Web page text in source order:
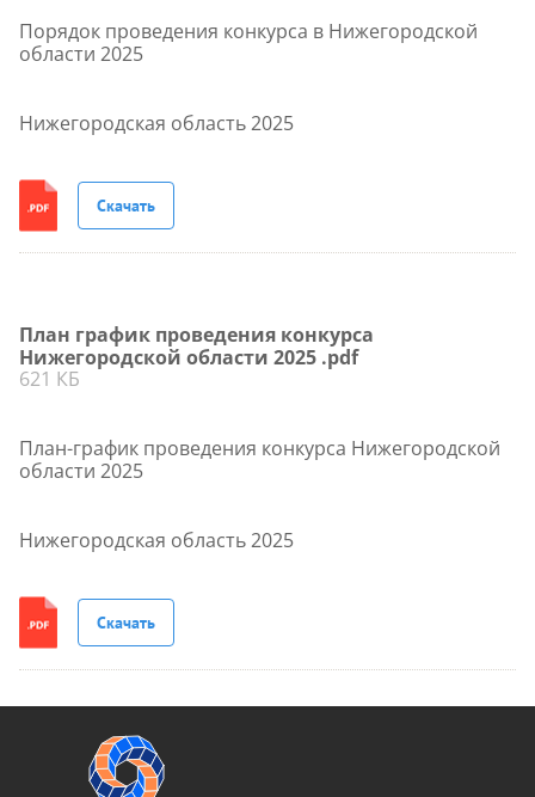
Порядок проведения конкурса в Нижегородской
области 2025
Нижегородская область 2025
Скачать
План график проведения конкурса
Нижегородской области 2025 .pdf
621 КБ
План-график проведения конкурса Нижегородской
области 2025
Нижегородская область 2025
Скачать